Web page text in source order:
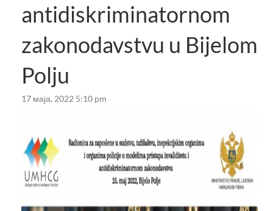
antidiskriminatornom
zakonodavstvu u Bijelom
Polju
17 маја, 2022 5:10 pm